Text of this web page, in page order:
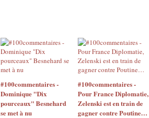
#100commentaires -
Dominique "Dix
pourceaux" Besnehard
se met à nu
#100commentaires -
Pour France Diplomatie,
Zelenski est en train de
gagner contre Poutine…